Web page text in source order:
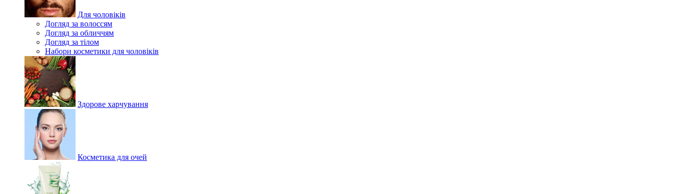
Для чоловіків
Догляд за волоссям
Догляд за обличчям
Догляд за тілом
Набори косметики для чоловіків
Здорове харчування
Косметика для очей